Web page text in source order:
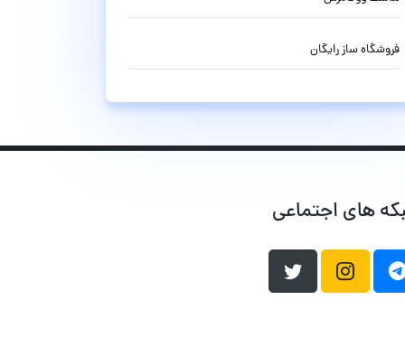
فروشگاه ساز رایگان
های اجتماعی